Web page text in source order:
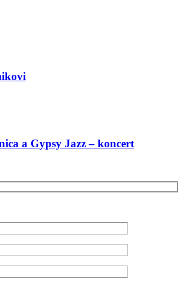
a Gypsy Jazz – koncert